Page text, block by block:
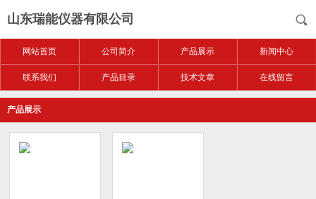
山东瑞能仪器有限公司
网站首页 公司简介 产品展示 新闻中心
联系我们 产品目录 技术文章 在线留言
产品展示